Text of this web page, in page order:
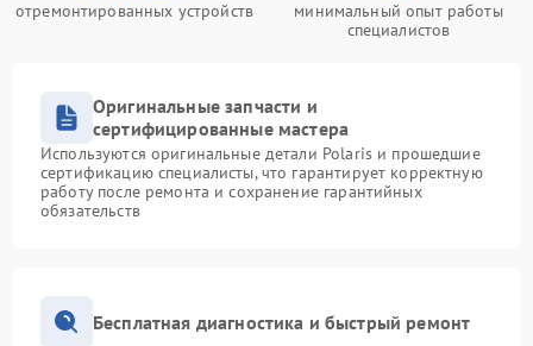
отремонтированных устройств
минимальный опыт работы
специалистов
Оригинальные запчасти и
сертифицированные мастера
Используются оригинальные детали Polaris и прошедшие
сертификацию специалисты, что гарантирует корректную
работу после ремонта и сохранение гарантийных
обязательств
Бесплатная диагностика и быстрый ремонт